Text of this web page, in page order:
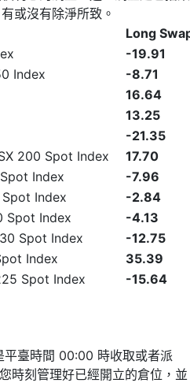
或沒有除淨所致。
Long
-19.91
Index
-8.71
16.64
13.25
-21.35
200 Spot Index
17.70
Index
-7.96
Index
-2.84
Spot Index
-4.13
Spot Index
-12.75
Index
35.39
Spot Index -15.64
平臺時間 00:00 時收取或者派
時刻管理好已經開立的倉位，並